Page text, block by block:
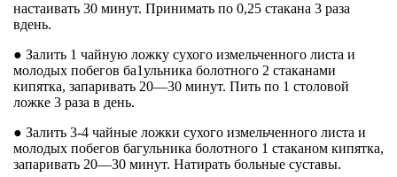
настаивать 30 минут. Принимать по 0,25 стакана 3 раза
вдень.
● Залить 1 чайную ложку сухого измельченного листа и
молодых побегов ба1ульника болотного 2 стаканами
кипятка, запаривать 20—30 минут. Пить по 1 столовой
ложке 3 раза в день.
● Залить 3-4 чайные ложки сухого измельченного листа и
молодых побегов багульника болотного 1 стаканом кипятка,
запаривать 20—30 минут. Натирать больные суставы.